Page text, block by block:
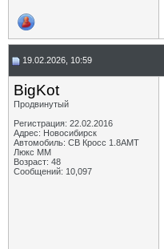
19.02.2026, 10:59
BigKot
Продвинутый
Регистрация: 22.02.2016
Адрес: Новосибирск
Автомобиль: СВ Кросс 1.8АМТ
Люкс ММ
Возраст: 48
Сообщений: 10,097